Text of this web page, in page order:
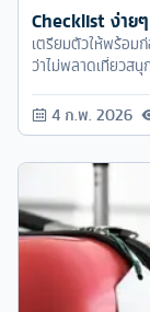
Checklist ง่ายๆ
เตรียมตัวให้พร้อม
ว่าไม่พลาดเที่ยวส
4 ก.พ. 2026